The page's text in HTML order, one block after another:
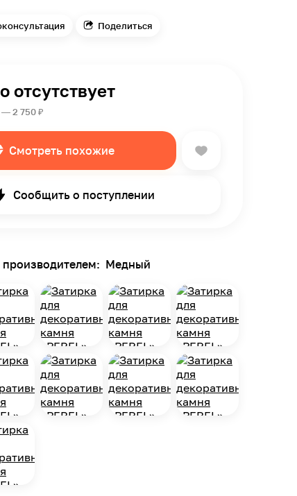
Поделиться
отсутствует
— 2 750 ₽
Смотреть похожие
Сообщить о поступлении
Медный